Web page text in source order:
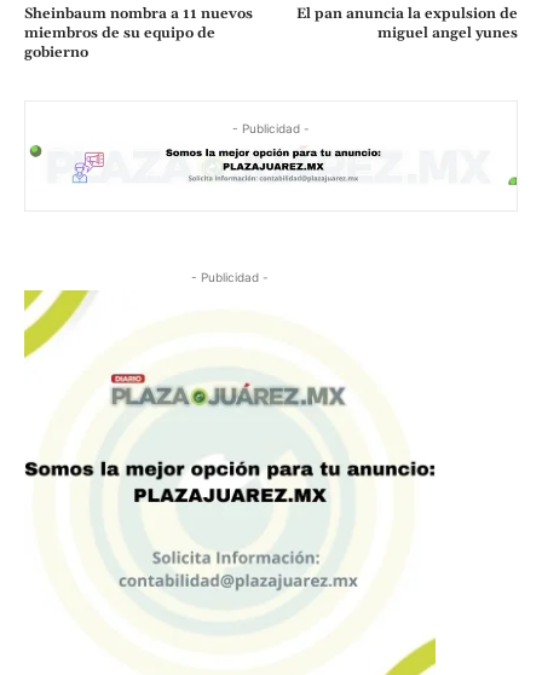
Sheinbaum nombra a 11 nuevos
miembros de su equipo de
gobierno
El pan anuncia la expulsion de
miguel angel yunes
- Publicidad -
- Publicidad -